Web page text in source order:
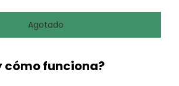
cómo funciona?